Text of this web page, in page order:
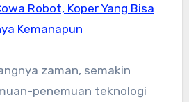
Robot, Koper Yang Bisa
Kemanapun
zaman, semakin
penemuan teknologi